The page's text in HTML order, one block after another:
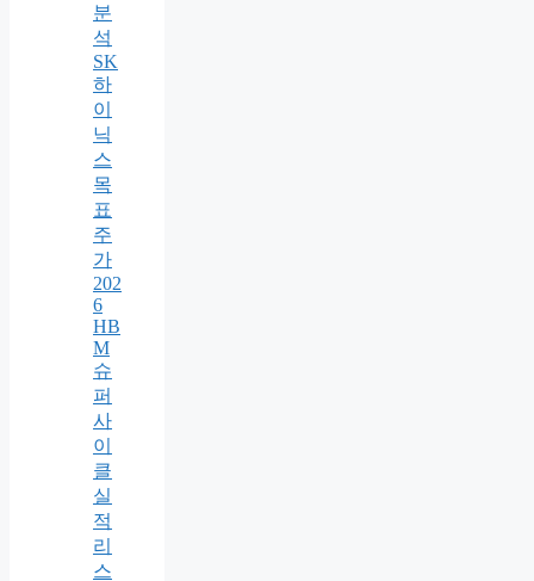
분
석
SK
하
이
닉
스
목
표
주
가
202
6
HB
M
슈
퍼
사
이
클
실
적
리
스